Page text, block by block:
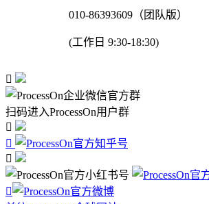
010-86393609（团队版）
(工作日 9:30-18:30)

扫码进入ProcessOn用户群



